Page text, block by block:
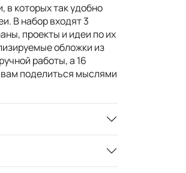
в которых так удобно
В набор входят 3
проекты и идеи по их
обложки из
работы, а 16
поделиться мыслями